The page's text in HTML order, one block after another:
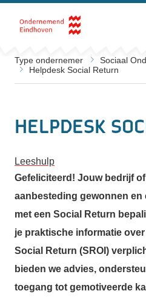
Direct naar de inhoud
Type ondernemer
Sociaal
Helpdesk Social Return
Helpdesk
Leeshulp
Gefeliciteerd! Jouw bedrijf
aanbesteding gewonnen
met een Social Return
je praktische informatie
Social Return (SROI)
bieden we advies,
toegang tot gemotiveerde